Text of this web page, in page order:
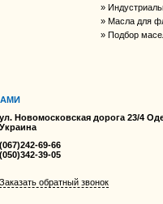
Масла для
Подбор
ул. Новомосковская дорога 23/4
Украина
(067)242-69-66
(050)342-39-05
Заказать обратный звонок